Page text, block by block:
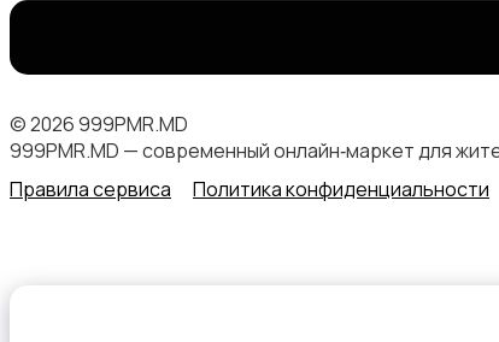
Другое
© 2026 999PMR.MD
999PMR.MD — современный онлайн‑маркет для
Правила сервиса
Политика конфиденциальности